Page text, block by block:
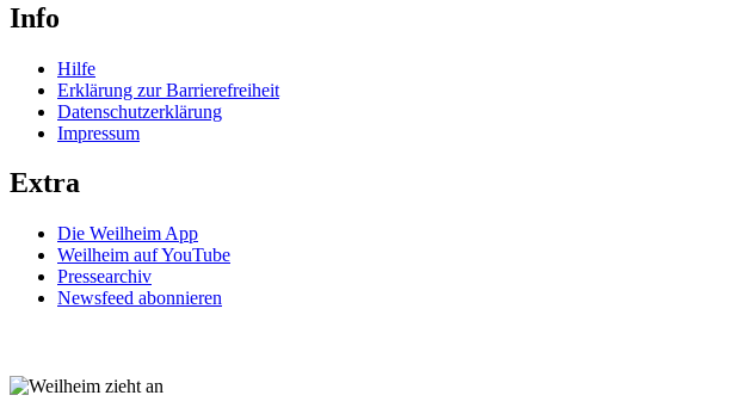
Info
Hilfe
Erklärung zur Barrierefreiheit
Datenschutzerklärung
Impressum
Extra
Die Weilheim App
Weilheim auf YouTube
Pressearchiv
Newsfeed abonnieren